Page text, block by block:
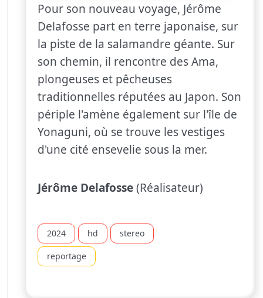
Pour son nouveau voyage, Jérôme
Delafosse part en terre japonaise, sur
la piste de la salamandre géante. Sur
son chemin, il rencontre des Ama,
plongeuses et pêcheuses
traditionnelles réputées au Japon. Son
périple l'amène également sur l'île de
Yonaguni, où se trouve les vestiges
d'une cité ensevelie sous la mer.
Jérôme Delafosse(Réalisateur)
2024 hd stereo
reportage